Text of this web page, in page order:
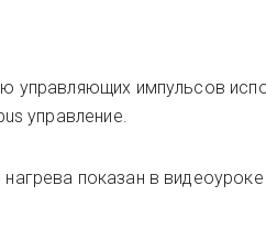
управляющих импульсов
управление.
показан в